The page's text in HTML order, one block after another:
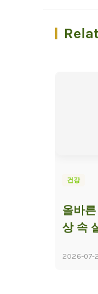
건강
올바
상 속
2026-07-